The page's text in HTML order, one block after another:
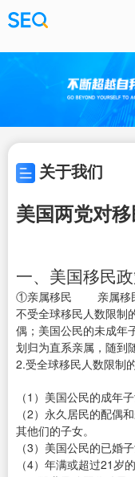
关于我们
美国两党对
一、美国移民
①亲属移民 亲属移
不受全球移民人数限制
偶；美国公民的未成年
划归为直系亲属，随
2.受全球移民人数限制
（1）美国公民的成
（2）永久居民的配偶
其他们的子女。
（3）美国公民的已
（4）年满或超过21